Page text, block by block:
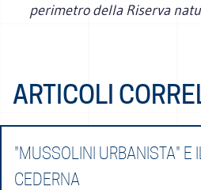
perimetro della Riserva
ARTICOLI
"MUSSOLINI URBANISTA" E
CEDERNA